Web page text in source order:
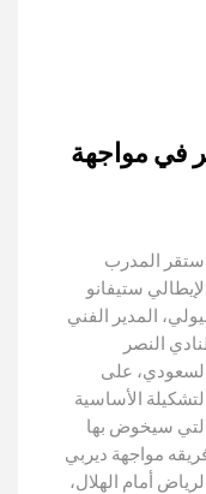
في مواجهة
المدرب
ستيفانو
المدير الفني
لنادي النصر
على
الأساسية
سيخوض بها
مواجهة ديربي
أمام الهلال،